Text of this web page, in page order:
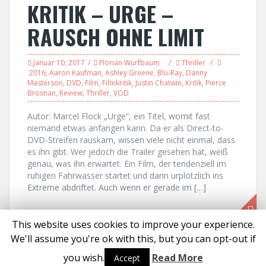
KRITIK – URGE –
RAUSCH OHNE LIMIT
Januar 10, 2017 Florian Wurfbaum
Thriller
2016, Aaron Kaufman, Ashley Greene, Blu-Ray, Danny
Masterson, DVD, Film, Filmkritik, Justin Chatwin, Kritik, Pierce
Brosnan, Review, Thriller, VOD
Autor: Marcel Flock „Urge“, ein Titel, womit fast
niemand etwas anfangen kann. Da er als Direct-to-
DVD-Streifen rauskam, wissen viele nicht einmal, dass
es ihn gibt. Wer jedoch die Trailer gesehen hat, weiß
genau, was ihn erwartet. Ein Film, der tendenziell im
ruhigen Fahrwasser startet und dann urplötzlich ins
Extreme abdriftet. Auch wenn er gerade im […]
Proudly powered by WordPress |Theme: Solon by aThemes
This website uses cookies to improve your experience.
We'll assume you're ok with this, but you can opt-out if
you wish.
Accept Read More